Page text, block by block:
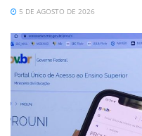
5 DE AGOSTO DE 2026